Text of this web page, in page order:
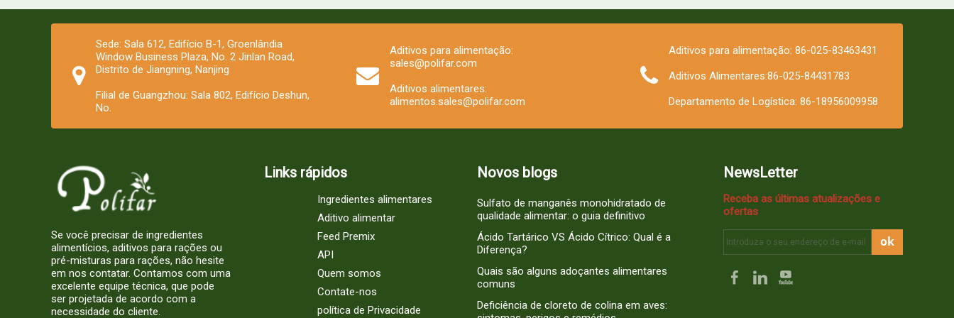
Sede: Sala 612, Edifício B-1, Groenlândia
Window Business Plaza, No. 2 Jinlan Road,
Distrito de Jiangning, Nanjing
Filial de Guangzhou: Sala 802, Edifício Deshun,
No.
Aditivos para alimentação:
sales@polifar.com
Aditivos alimentares:
alimentos.sales@polifar.com
Aditivos para alimentação: 86-025-83463431
Aditivos Alimentares:86-025-84431783
Departamento de Logística: 86-18956009958
Se você precisar de ingredientes
alimentícios, aditivos para rações ou
pré-misturas para rações, não hesite
em nos contatar. Contamos com uma
excelente equipe técnica, que pode
ser projetada de acordo com a
necessidade do cliente.
Links rápidos
Ingredientes alimentares
Aditivo alimentar
Feed Premix
API
Quem somos
Contate-nos
política de Privacidade
Novos blogs
Sulfato de manganês monohidratado de
qualidade alimentar: o guia definitivo
Ácido Tartárico VS Ácido Cítrico: Qual é a
Diferença?
Quais são alguns adoçantes alimentares
comuns
Deficiência de cloreto de colina em aves:
NewsLetter
Receba as últimas atualizações e
ofertas
ok